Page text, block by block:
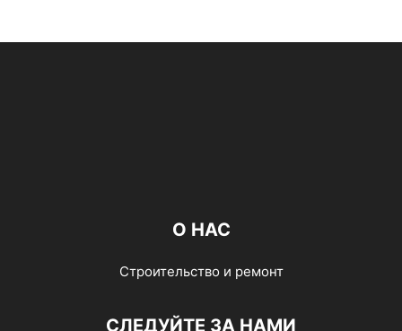
О НАС
Строительство и ремонт
СЛЕДУЙТЕ ЗА НАМИ